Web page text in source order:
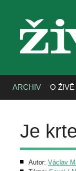
ARCHIV O ŽIVĚ
Je
Autor: Václav